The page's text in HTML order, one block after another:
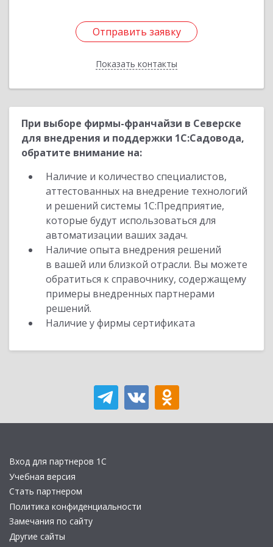
Отправить заявку
Показать контакты
Отправить заявку
Назад
При выборе фирмы-франчайзи в Северске
для внедрения и поддержки 1С:Садовода,
обратите внимание на:
Наличие и количество специалистов,
аттестованных на внедрение технологий
и решений системы 1С:Предприятие,
которые будут использоваться для
автоматизации ваших задач.
Наличие опыта внедрения решений
в вашей или близкой отрасли. Вы можете
обратиться к справочнику, содержащему
примеры внедренных партнерами
решений.
Наличие у фирмы сертификата
Вход для партнеров 1С
Учебная версия
Стать партнером
Политика конфиденциальности
Замечания по сайту
Другие сайты